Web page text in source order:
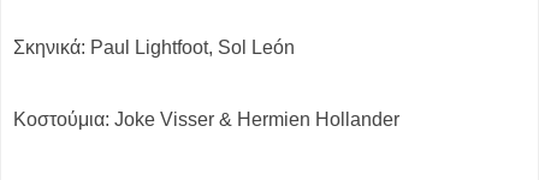
Σκηνικά: Paul Lightfoot, Sol León
Κοστούμια: Joke Visser & Hermien Hollander